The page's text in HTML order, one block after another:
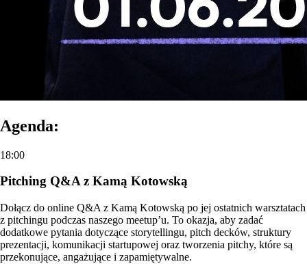
Agenda:
18:00
Pitching Q&A z Kamą Kotowską
Dołącz do online Q&A z Kamą Kotowską po jej ostatnich warsztatach
z pitchingu podczas naszego meetup’u. To okazja, aby zadać
dodatkowe pytania dotyczące storytellingu, pitch decków, struktury
prezentacji, komunikacji startupowej oraz tworzenia pitchy, które są
przekonujące, angażujące i zapamiętywalne.